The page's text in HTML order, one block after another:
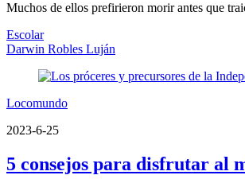
Muchos de ellos prefirieron morir antes que
Escolar
Darwin Robles Luján
Locomundo
2023-6-25
5 consejos para disfrutar al